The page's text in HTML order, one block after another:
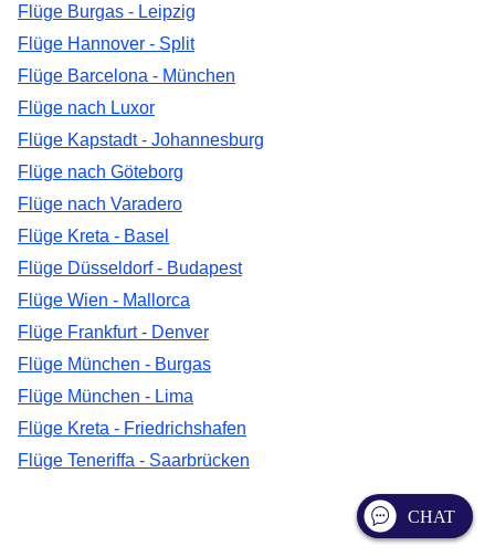
Flüge Burgas - Leipzig
Flüge Hannover - Split
Flüge Barcelona - München
Flüge nach Luxor
Flüge Kapstadt - Johannesburg
Flüge nach Göteborg
Flüge nach Varadero
Flüge Kreta - Basel
Flüge Düsseldorf - Budapest
Flüge Wien - Mallorca
Flüge Frankfurt - Denver
Flüge München - Burgas
Flüge München - Lima
Flüge Kreta - Friedrichshafen
Flüge Teneriffa - Saarbrücken
CHAT